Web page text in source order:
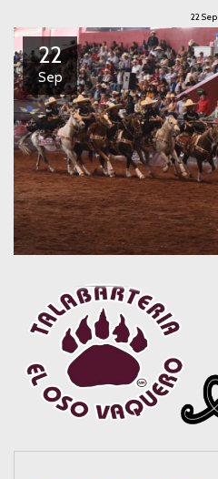
22 Sep
22
Sep